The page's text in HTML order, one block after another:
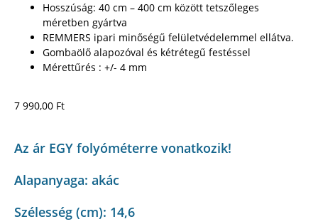
Hosszúság: 40 cm – 400 cm között tetszőleges
méretben gyártva
REMMERS ipari minőségű felületvédelemmel ellátva.
Gombaölő alapozóval és kétrétegű festéssel
Mérettűrés : +/- 4 mm
7 990,00 Ft
Az ár EGY folyóméterre vonatkozik!
Alapanyaga: akác
Szélesség (cm): 14,6